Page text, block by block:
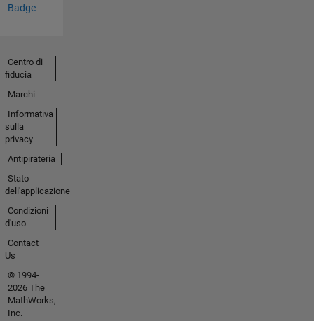
Badge
Centro di
fiducia
Marchi
Informativa
sulla
privacy
Antipirateria
Stato
dell'applicazione
Condizioni
d'uso
Contact
Us
© 1994-
2026 The
MathWorks,
Inc.